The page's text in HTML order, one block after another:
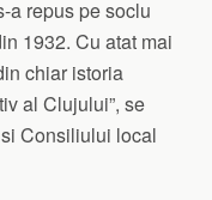
a repus pe soclu
1932. Cu atat mai
chiar istoria
al Clujului”, se
Consiliului local